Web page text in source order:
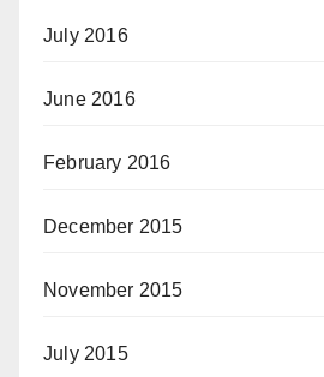
July 2016
June 2016
February 2016
December 2015
November 2015
July 2015